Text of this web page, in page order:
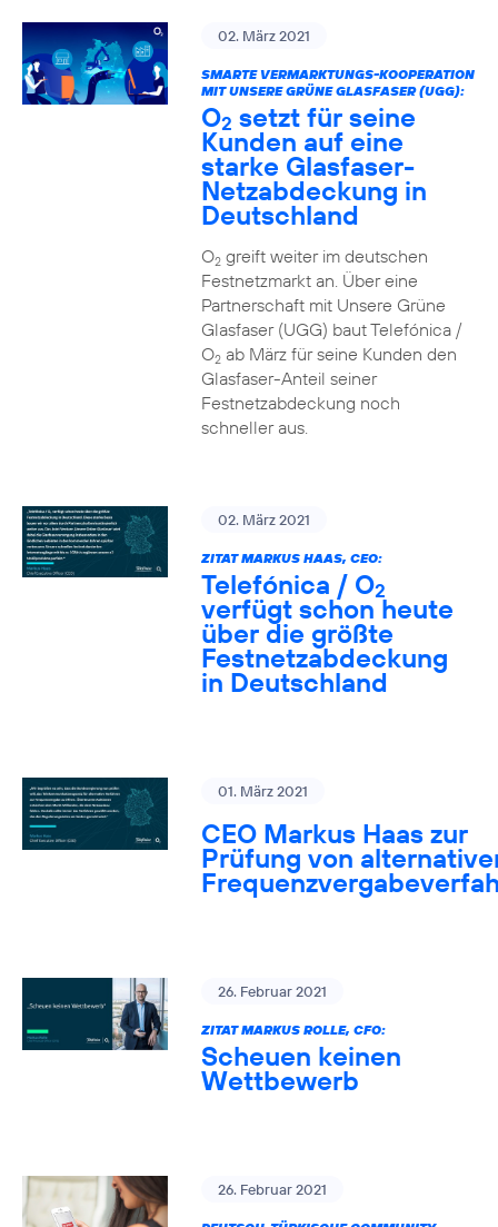
02. März 2021
SMARTE VERMARKTUNGS-KOOPERATION
MIT UNSERE GRÜNE GLASFASER (UGG):
O2 setzt für seine
Kunden auf eine
starke Glasfaser-
Netzabdeckung in
Deutschland
O2greift weiter im deutschen
Festnetzmarkt an. Über eine
Partnerschaft mit Unsere Grüne
Glasfaser (UGG) baut Telefónica /
O2ab März für seine Kunden den
Glasfaser-Anteil seiner
Festnetzabdeckung noch
schneller aus.
02. März 2021
ZITAT MARKUS HAAS, CEO:
Telefónica / O2
verfügt schon heute
über die größte
Festnetzabdeckung
in Deutschland
01. März 2021
CEO Markus Haas zur
Prüfung von
26. Februar 2021
ZITAT MARKUS ROLLE, CFO:
Scheuen keinen
Wettbewerb
26. Februar 2021